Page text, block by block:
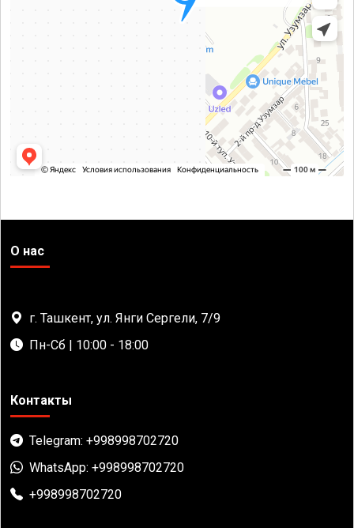
О нас
г. Ташкент, ул. Янги Сергели, 7/9
Пн-Сб | 10:00 - 18:00
Контакты
Telegram: +998998702720
WhatsApp: +998998702720
+998998702720